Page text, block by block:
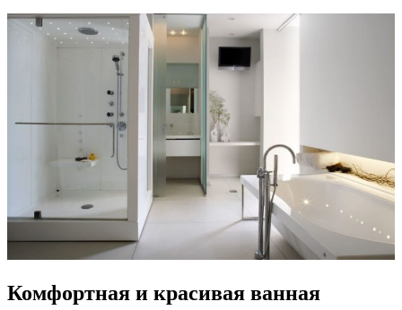
Комфортная и красивая ванная